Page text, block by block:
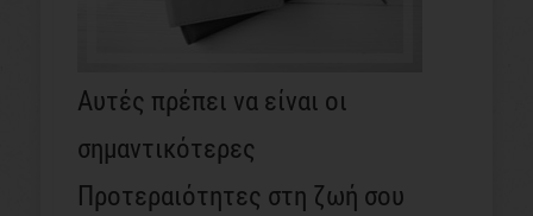
Αυτές πρέπει να είναι οι
σημαντικότερες
Προτεραιότητες στη ζωή σου